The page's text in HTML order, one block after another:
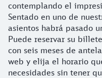
contemplando el
Sentado en uno de
asientos habrá pasado
Puede reservar su
con seis meses de
web y elija el horario
necesidades sin tener